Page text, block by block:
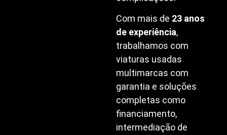
Com mais de 23 anos
de experiência,
trabalhamos com
viaturas usadas
multimarcas com
garantia e soluções
completas como
financiamento,
intermediação de